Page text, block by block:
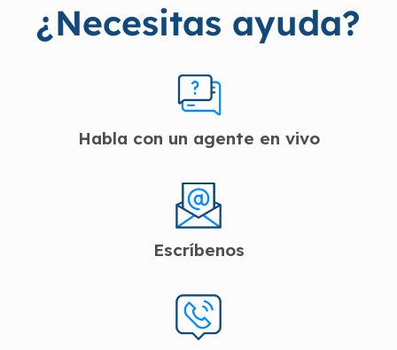
¿Necesitas ayuda?
Habla con un agente en vivo
Escríbenos